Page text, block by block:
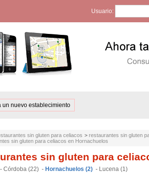
Usuario:
un nuevo establecimiento
sin gluten para celiacos > restaurantes sin gluten
sin gluten para celiacos en Hornachuelos
sin gluten para
- Córdoba (22) - Hornachuelos (2) - Lucena (1)